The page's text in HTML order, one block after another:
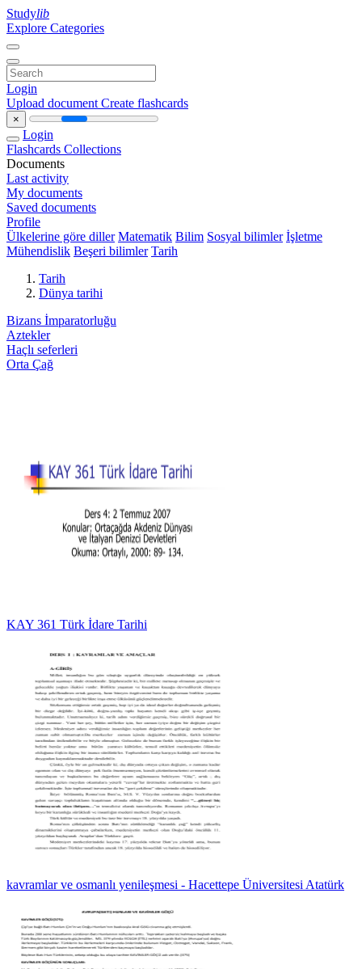
Studylib
Explore Categories
Login
Upload document Create flashcards
×
Login
Flashcards Collections
Documents
Last activity
My documents
Saved documents
Profile
Ülkelerine göre diller Matematik Bilim Sosyal bilimler İşletme
Mühendislik Beşeri bilimler Tarih
Tarih
Dünya tarihi
Bizans İmparatorluğu
Aztekler
Haçlı seferleri
Orta Çağ
KAY 361 Türk İdare Tarihi
kavramlar ve osmanlı yenileşmesi - Hacettepe Üniversitesi Atatürk